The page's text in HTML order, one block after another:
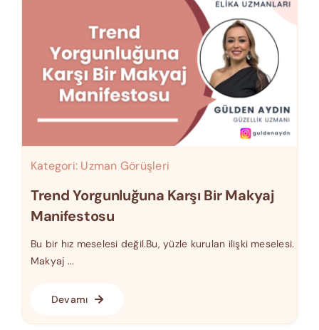
Kategori: Uzman Görüşleri
Trend Yorgunluğuna Karşı Bir Makyaj
Manifestosu
Bu bir hız meselesi değil.Bu, yüzle kurulan ilişki meselesi.
Makyaj ...
Devamı